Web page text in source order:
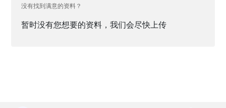
没有找到满意的资料？
暂时没有您想要的资料，我们会尽快上传